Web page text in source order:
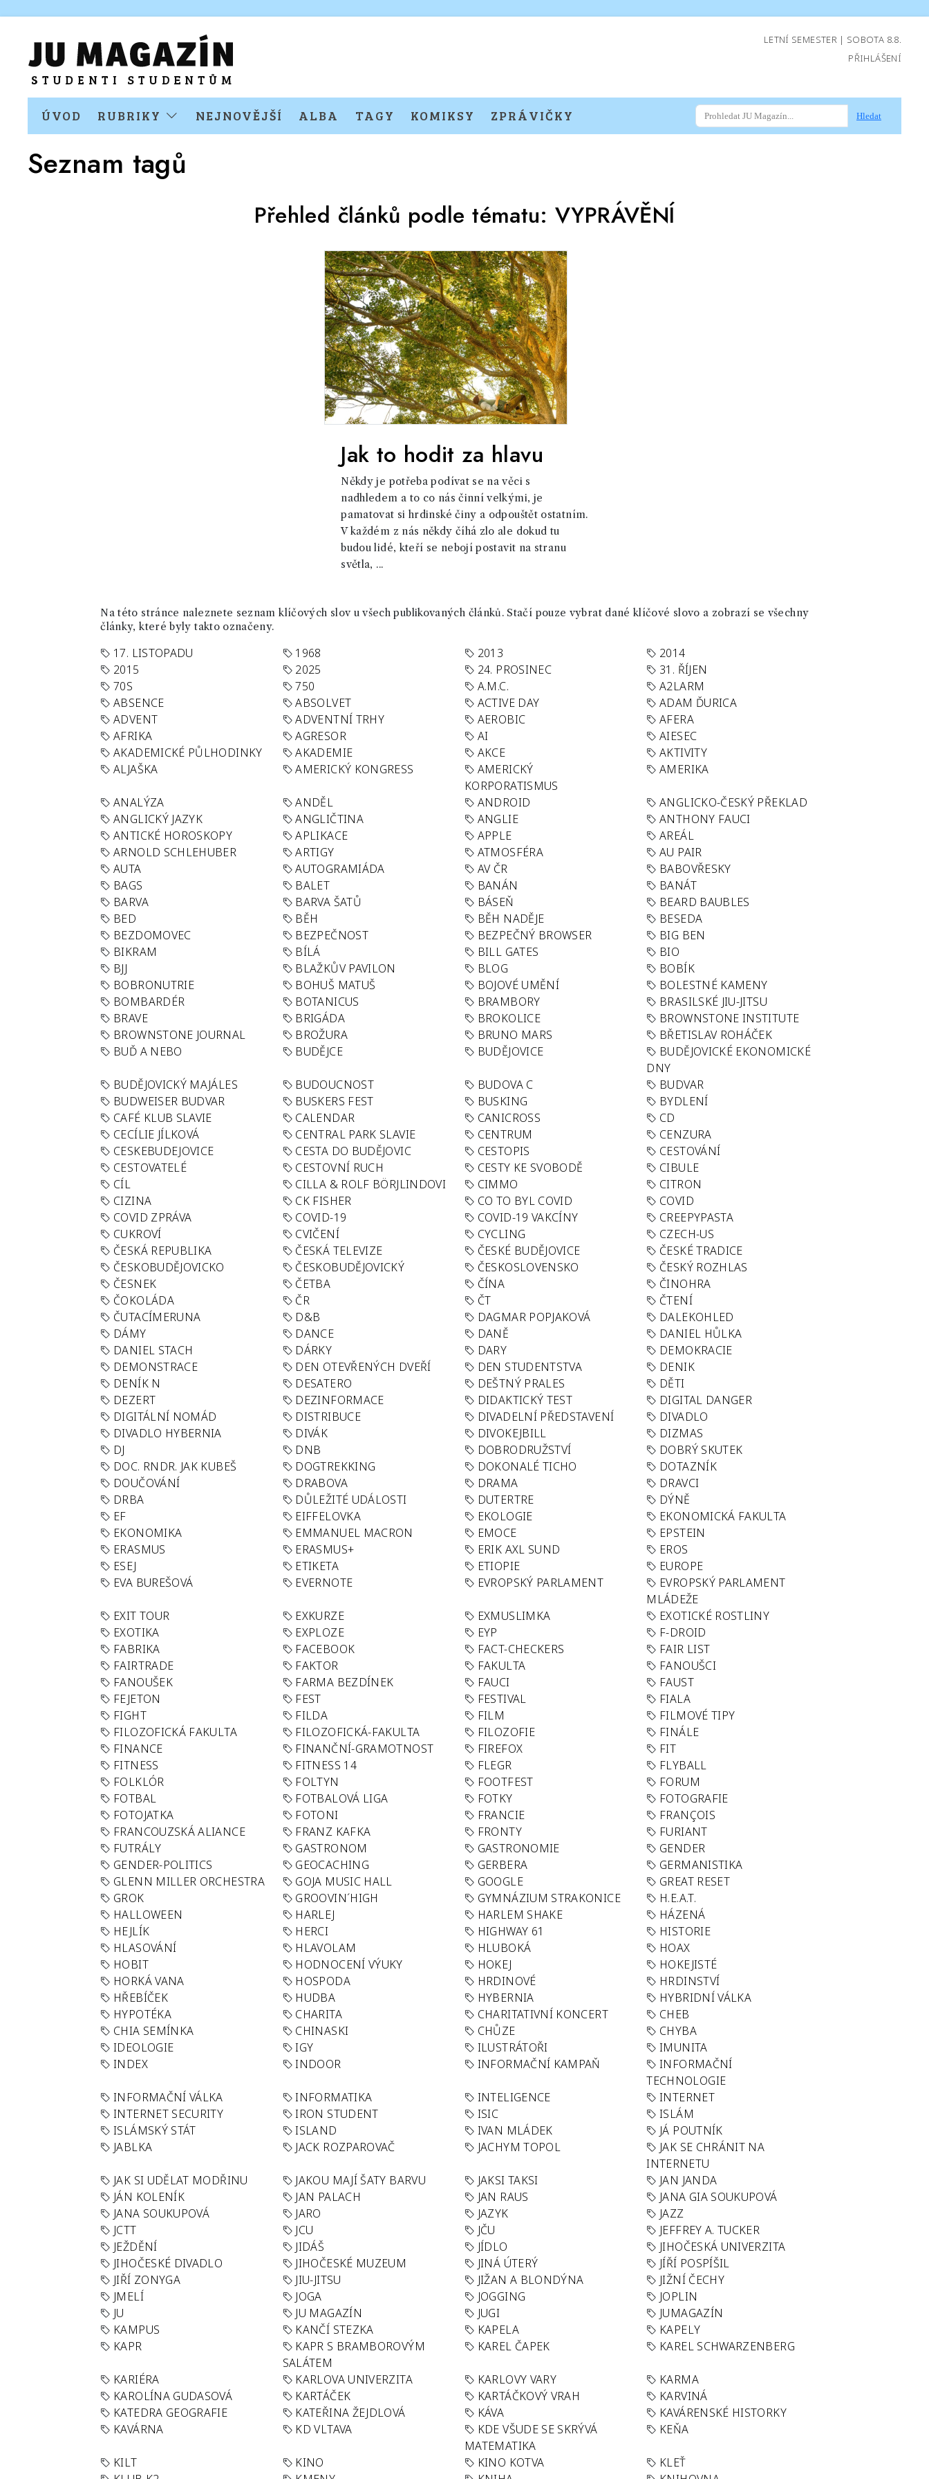
LETNÍ SEMESTER | SOBOTA 8.8.
PŘIHLÁŠENÍ
ÚVOD RUBRIKY NEJNOVĚJŠÍ ALBA TAGY KOMIKSY ZPRÁVIČKY Hledat
Seznam tagů
Přehled článků podle tématu:VYPRÁVĚNÍ
Jak to hodit za hlavu
Někdy je potřeba podívat se na věci s
nadhledem a to co nás činní velkými, je
pamatovat si hrdinské činy a odpouštět ostatním.
V každém z nás někdy číhá zlo ale dokud tu
budou lidé, kteří se nebojí postavit na stranu
světla, ...
Na této stránce naleznete seznam klíčových slov u všech publikovaných článků. Stačí pouze vybrat dané klíčové slovo a zobrazí se všechny
články, které byly takto označeny.
17. LISTOPADU 1968 2013
2014
2015
2025 24. PROSINEC
31. ŘÍJEN
70S
750 A.M.C.
A2LARM
ABSENCE
ABSOLVET ACTIVE DAY
ADAM ĎURICA
ADVENT
ADVENTNÍ TRHY AEROBIC
AFERA
AFRIKA
AGRESOR AI
AIESEC
AKADEMICKÉ PŮLHODINKY
AKADEMIE AKCE
AKTIVITY
ALJAŠKA
AMERICKÝ KONGRESS
AMERICKÝ
KORPORATISMUS
AMERIKA
ANALÝZA ANDĚL ANDROID
ANGLICKO-ČESKÝ PŘEKLAD
ANGLICKÝ JAZYK
ANGLIČTINA ANGLIE
ANTHONY FAUCI
ANTICKÉ HOROSKOPY
APLIKACE APPLE
AREÁL
ARNOLD SCHLEHUBER
ARTIGY ATMOSFÉRA
AU PAIR
AUTA
AUTOGRAMIÁDA AV ČR
BABOVŘESKY
BAGS
BALET BANÁN
BANÁT
BARVA
BARVA ŠATŮ BÁSEŇ
BEARD BAUBLES
BED
BĚH BĚH NADĚJE
BESEDA
BEZDOMOVEC
BEZPEČNOST BEZPEČNÝ BROWSER
BIG BEN
BIKRAM
BÍLÁ BILL GATES
BIO
BJJ
BLAŽKŮV PAVILON BLOG
BOBÍK
BOBRONUTRIE
BOHUŠ MATUŠ BOJOVÉ UMĚNÍ
BOLESTNÉ KAMENY
BOMBARDÉR
BOTANICUS BRAMBORY
BRASILSKÉ JIU-JITSU
BRAVE
BRIGÁDA BROKOLICE
BROWNSTONE INSTITUTE
BROWNSTONE JOURNAL
BROŽURA BRUNO MARS
BŘETISLAV ROHÁČEK
BUĎ A NEBO
BUDĚJCE BUDĚJOVICE
BUDĚJOVICKÉ EKONOMICKÉ
DNY
BUDĚJOVICKÝ MAJÁLES
BUDOUCNOST BUDOVA C
BUDVAR
BUDWEISER BUDVAR
BUSKERS FEST BUSKING
BYDLENÍ
CAFÉ KLUB SLAVIE
CALENDAR CANICROSS
CD
CECÍLIE JÍLKOVÁ
CENTRAL PARK SLAVIE CENTRUM
CENZURA
CESKEBUDEJOVICE
CESTA DO BUDĚJOVIC CESTOPIS
CESTOVÁNÍ
CESTOVATELÉ
CESTOVNÍ RUCH CESTY KE SVOBODĚ
CIBULE
CÍL
CILLA & ROLF BÖRJLINDOVI CIMMO
CITRON
CIZINA
CK FISHER CO TO BYL COVID
COVID
COVID ZPRÁVA
COVID-19 COVID-19 VAKCÍNY
CREEPYPASTA
CUKROVÍ
CVIČENÍ CYCLING
CZECH-US
ČESKÁ REPUBLIKA
ČESKÁ TELEVIZE ČESKÉ BUDĚJOVICE
ČESKÉ TRADICE
ČESKOBUDĚJOVICKO
ČESKOBUDĚJOVICKÝ ČESKOSLOVENSKO
ČESKÝ ROZHLAS
ČESNEK
ČETBA ČÍNA
ČINOHRA
ČOKOLÁDA
ČR ČT
ČTENÍ
ČUTACÍMERUNA
D&B DAGMAR POPJAKOVÁ
DALEKOHLED
DÁMY
DANCE DANĚ
DANIEL HŮLKA
DANIEL STACH
DÁRKY DARY
DEMOKRACIE
DEMONSTRACE
DEN OTEVŘENÝCH DVEŘÍ DEN STUDENTSTVA
DENIK
DENÍK N
DESATERO DEŠTNÝ PRALES
DĚTI
DEZERT
DEZINFORMACE DIDAKTICKÝ TEST
DIGITAL DANGER
DIGITÁLNÍ NOMÁD
DISTRIBUCE DIVADELNÍ PŘEDSTAVENÍ
DIVADLO
DIVADLO HYBERNIA
DIVÁK DIVOKEJBILL
DIZMAS
DJ
DNB DOBRODRUŽSTVÍ
DOBRÝ SKUTEK
DOC. RNDR. JAK KUBEŠ
DOGTREKKING DOKONALÉ TICHO
DOTAZNÍK
DOUČOVÁNÍ
DRABOVA DRAMA
DRAVCI
DRBA
DŮLEŽITÉ UDÁLOSTI DUTERTRE
DÝNĚ
EF
EIFFELOVKA EKOLOGIE
EKONOMICKÁ FAKULTA
EKONOMIKA
EMMANUEL MACRON EMOCE
EPSTEIN
ERASMUS
ERASMUS+ ERIK AXL SUND
EROS
ESEJ
ETIKETA ETIOPIE
EUROPE
EVA BUREŠOVÁ
EVERNOTE EVROPSKÝ PARLAMENT
EVROPSKÝ PARLAMENT
MLÁDEŽE
EXIT TOUR
EXKURZE EXMUSLIMKA
EXOTICKÉ ROSTLINY
EXOTIKA
EXPLOZE EYP
F-DROID
FABRIKA
FACEBOOK FACT-CHECKERS
FAIR LIST
FAIRTRADE
FAKTOR FAKULTA
FANOUŠCI
FANOUŠEK
FARMA BEZDÍNEK FAUCI
FAUST
FEJETON
FEST FESTIVAL
FIALA
FIGHT
FILDA FILM
FILMOVÉ TIPY
FILOZOFICKÁ FAKULTA
FILOZOFICKÁ-FAKULTA FILOZOFIE
FINÁLE
FINANCE
FINANČNÍ-GRAMOTNOST FIREFOX
FIT
FITNESS
FITNESS 14 FLEGR
FLYBALL
FOLKLÓR
FOLTYN FOOTFEST
FORUM
FOTBAL
FOTBALOVÁ LIGA FOTKY
FOTOGRAFIE
FOTOJATKA
FOTONI FRANCIE
FRANÇOIS
FRANCOUZSKÁ ALIANCE
FRANZ KAFKA FRONTY
FURIANT
FUTRÁLY
GASTRONOM GASTRONOMIE
GENDER
GENDER-POLITICS
GEOCACHING GERBERA
GERMANISTIKA
GLENN MILLER ORCHESTRA
GOJA MUSIC HALL GOOGLE
GREAT RESET
GROK
GROOVIN´HIGH GYMNÁZIUM STRAKONICE
H.E.A.T.
HALLOWEEN
HARLEJ HARLEM SHAKE
HÁZENÁ
HEJLÍK
HERCI HIGHWAY 61
HISTORIE
HLASOVÁNÍ
HLAVOLAM HLUBOKÁ
HOAX
HOBIT
HODNOCENÍ VÝUKY HOKEJ
HOKEJISTÉ
HORKÁ VANA
HOSPODA HRDINOVÉ
HRDINSTVÍ
HŘEBÍČEK
HUDBA HYBERNIA
HYBRIDNÍ VÁLKA
HYPOTÉKA
CHARITA CHARITATIVNÍ KONCERT
CHEB
CHIA SEMÍNKA
CHINASKI CHŮZE
CHYBA
IDEOLOGIE
IGY ILUSTRÁTOŘI
IMUNITA
INDEX
INDOOR INFORMAČNÍ KAMPAŇ
INFORMAČNÍ
TECHNOLOGIE
INFORMAČNÍ VÁLKA
INFORMATIKA INTELIGENCE
INTERNET
INTERNET SECURITY
IRON STUDENT ISIC
ISLÁM
ISLÁMSKÝ STÁT
ISLAND IVAN MLÁDEK
JÁ POUTNÍK
JABLKA
JACK ROZPAROVAČ JACHYM TOPOL
JAK SE CHRÁNIT NA
INTERNETU
JAK SI UDĚLAT MODŘINU
JAKOU MAJÍ ŠATY BARVU JAKSI TAKSI
JAN JANDA
JÁN KOLENÍK
JAN PALACH JAN RAUS
JANA GIA SOUKUPOVÁ
JANA SOUKUPOVÁ
JARO JAZYK
JAZZ
JCTT
JCU JČU
JEFFREY A. TUCKER
JEŽDĚNÍ
JIDÁŠ JÍDLO
JIHOČESKÁ UNIVERZITA
JIHOČESKÉ DIVADLO
JIHOČESKÉ MUZEUM JINÁ ÚTERÝ
JÍŘÍ POSPÍŠIL
JIŘÍ ZONYGA
JIU-JITSU JIŽAN A BLONDÝNA
JIŽNÍ ČECHY
JMELÍ
JOGA JOGGING
JOPLIN
JU
JU MAGAZÍN JUGI
JUMAGAZÍN
KAMPUS
KANČÍ STEZKA KAPELA
KAPELY
KAPR
KAPR S BRAMBOROVÝM
SALÁTEM
KAREL ČAPEK KAREL SCHWARZENBERG
KARIÉRA KARLOVA UNIVERZITA KARLOVY VARY
KARMA
KAROLÍNA GUDASOVÁ
KARTÁČEK KARTÁČKOVÝ VRAH
KARVINÁ
KATEDRA GEOGRAFIE
KATEŘINA ŽEJDLOVÁ KÁVA
KAVÁRENSKÉ HISTORKY
KAVÁRNA
KD VLTAVA
KDE VŠUDE SE SKRÝVÁ
MATEMATIKA
KEŇA
KILT KINO KINO KOTVA
KLEŤ